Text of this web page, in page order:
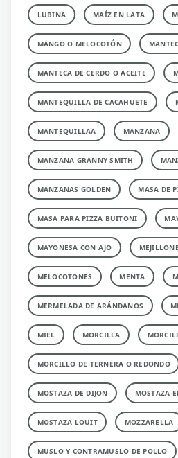
LUBINA MAÍZ EN LATA
MANGO O MELOCOTÓN
MANTECA DE CERDO O ACEITE
MANTEQUILLA DE CACAHUETE
MANTEQUILLAA MANZANA
MANZANA GRANNY SMITH
MANZANAS GOLDEN MASA DE
MASA PARA PIZZA BUITONI
MAYONESA CON AJO
MELOCOTONES MENTA
MERMELADA DE ARÁNDANOS
MIEL MORCILLA
MORCILLO DE TERNERA O REDONDO
MOSTAZA DE DIJON MOSTAZA
MOSTAZA LOUIT MOZZARELLA
MUSLO Y CONTRAMUSLO DE POLLO